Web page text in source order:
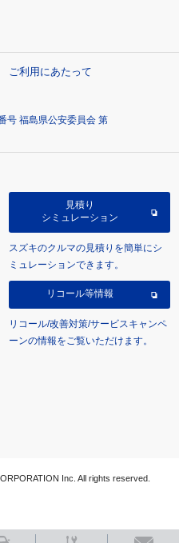
ご利用にあたって
号 福島県公安委員会 第
見積り
シミュレーション
スズキのクルマの見積りを簡単にシ
ミュレーションできます。
リコール等情報
リコール/改善対策/サービスキャンペ
ーンの情報をご覧いただけます。
Inc. All rights reserved.